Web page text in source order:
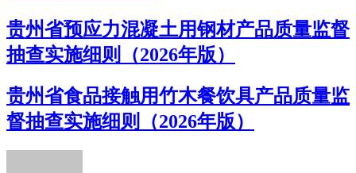
贵州省预应力混凝土用钢材产品质量监督
抽查实施细则（2026年版）
贵州省食品接触用竹木餐饮具产品质量监
督抽查实施细则（2026年版）